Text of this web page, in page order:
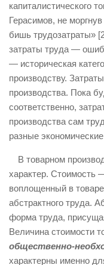
капиталистического
Герасимов, не
бишь трудозатраты»
затраты труда —
— историческая
производству.
производства. Пока
соответственно,
производства сам
разные
В товарном
характер. Стоимость
воплощенный в товаре
абстрактного труда.
форма труда,
Величина стоимости
общественно-
характерны именно